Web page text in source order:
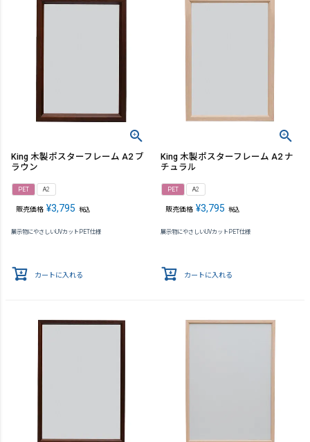
King 木製ポスターフレーム A2 ブ
ラウン
PET A2
販売価格 ¥3,795 税込
展示物にやさしいUVカットPET仕様
カートに入れる
King 木製ポスターフレーム A2 ナ
チュラル
PET A2
販売価格 ¥3,795 税込
展示物にやさしいUVカットPET仕様
カートに入れる